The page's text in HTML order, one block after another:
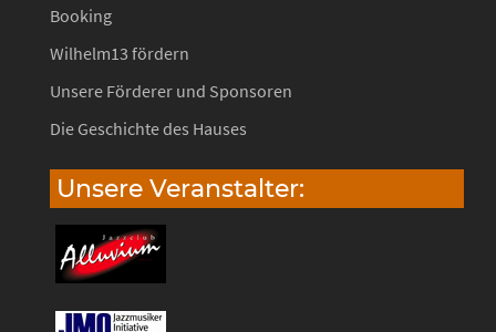
Booking
Wilhelm13 fördern
Unsere Förderer und Sponsoren
Die Geschichte des Hauses
Unsere Veranstalter: